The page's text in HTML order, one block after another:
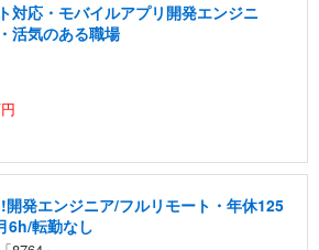
対応・モバイルアプリ開発エンジニ
活気のある職場
発エンジニア/フルリモート・年休125
6h/転勤なし